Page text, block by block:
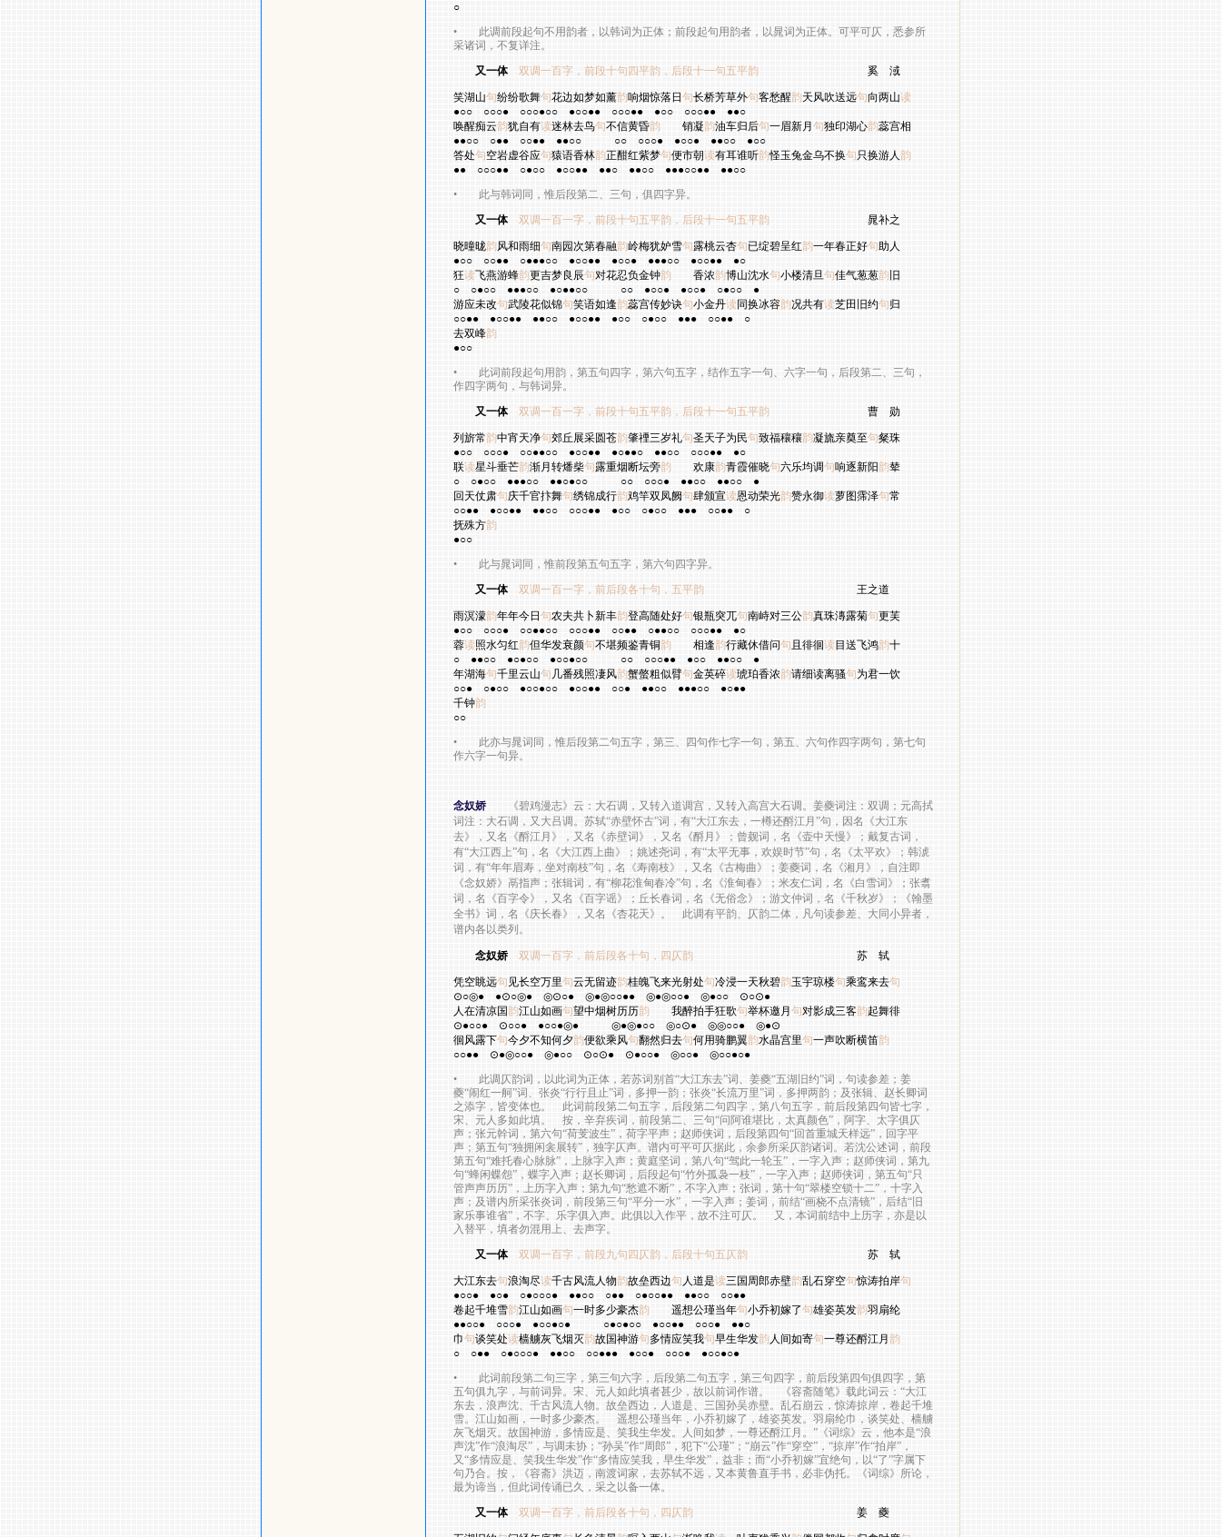
○
•此调前段起句不用韵者，以韩词为正体；前段起句用韵者，以晁词为正体。可平可仄，悉参所
采诸词，不复详注。
又一体
双调一百字，前段十句四平韵，后段十一句五平韵奚 淢
笑湖山句纷纷歌舞句花边如梦如薰韵响烟惊落日 句长桥芳草外句客愁醒韵天风吹送远句向两山读
●○○
○○○● ○○○●○○ ●○○●● ○○○●● ●○○ ○○○●●
●●○
唤醒痴云韵犹自有读迷林去鸟句不信黄昏韵销凝韵油车归后句一眉新月 句独印湖心韵蕊宫相
●●○○
○●● ○○●● ●●○○ ○○ ○○○● ●○○● ●●○○
●○○
答处句空岩虚谷应句猿语香林韵正酣红紫梦句便市朝读有耳谁听韵怪玉兔金乌不换句只换游人韵
●●
○○○●● ○●○○ ●○○●● ●●○ ●●○○ ●●●○○●●
●●○○
•此与韩词同，惟后段第二、三句，俱四字异。
又一体
双调一百一字，前段十句五平韵，后段十一句五平韵晁补之
晓曈昽韵风和雨细句南园次第春融韵岭梅犹妒雪句露桃云杏句已绽碧呈红韵一年春正好句助人
●○○
○○●● ○●●●○○ ●○○●● ●○○● ●●●○○ ●○○●●
●○
狂读飞燕游蜂韵更吉梦良辰句对花忍负金钟韵香浓韵博山沈水句小楼清旦句佳气葱葱韵旧
○
○●○○ ●●●○○ ●○●●○○ ○○ ●○○● ●○○● ○●○○
●
游应未改句武陵花似锦句笑语如逢韵蕊宫传妙诀句小金丹读同换冰容韵况共有读芝田旧约句归
○○●●
●○○●● ●●○○ ●○○●● ●○○ ○●○○ ●●● ○○●●
○
去双峰韵
●○○
•此词前段起句用韵，第五句四字，第六句五字，结作五字一句、六字一句，后段第二、三句，
作四字两句，与韩词异。
又一体
双调一百一字，前段十句五平韵，后段十一句五平韵曹 勋
列旂常韵中宵天净句郊丘展采圆苍韵肇禋三岁礼句圣天子为民句致福穰穰韵凝旒亲奠至句粲珠
●○○
○○○● ○○●●○○ ●○○●● ●○●●○ ●●○○ ○○○●●
●○
联读星斗垂芒韵渐月转燔柴句露重烟断坛旁韵欢康韵青霞催晓句六乐均调句响逐新阳韵辇
○
○●○○ ●●●○○ ●●○●○○ ○○ ○○○● ●●○○ ●●○○
●
回天仗肃句庆千官抃舞句绣锦成行韵鸡竿双凤阙句肆颁宣读恩动荣光韵赞永御读萝图霈泽句常
○○●●
●○○●● ●●○○ ○○○●● ●○○ ○●○○ ●●● ○○●●
○
抚殊方韵
●○○
•此与晁词同，惟前段第五句五字，第六句四字异。
又一体
双调一百一字，前后段各十句，五平韵王之道
雨溟濛韵年年今日 句农夫共卜新丰韵登高随处好句银瓶突兀句南峙对三公韵真珠漙露菊句更芙
●○○
○○○● ○○●●○○ ○○○●● ○○●● ○●●○○ ○○○●●
●○
蓉读照水匀红韵但华发衰颜句不堪频鉴青铜韵相逢韵行藏休借问句 且徘徊读 目送飞鸿韵十
○
●●○○ ●○●○○ ●○○●○○ ○○ ○○○●● ●○○ ●●○○
●
年湖海句千里云山句 几番残照凄风韵蟹螫粗似臂句金英碎读琥珀香浓韵请细读离骚句为君一饮
○○●
○●○○ ●○○●○○ ●○○●● ○○● ●●○○ ●●●○○
●○●●
千钟韵
○○
•此亦与晁词同，惟后段第二句五字，第三、四句作七字一句，第五、六句作四字两句，第七句
作六字一句异。
念奴娇
《碧鸡漫志》云：大石调，又转入道调宫，又转入高宫大石调。姜夔词注：双调；元高拭
词注：大石调，又大吕调。苏轼“赤壁怀古”词，有“大江东去，一樽还酹江月 ”句，因名《大江东
去》，又名《酹江月》，又名《赤壁词》，又名《酹月》；曾觌词，名《壶中天慢》；戴复古词，
有“大江西上”句，名《大江西上曲》；姚述尧词，有“太平无事，欢娱时节”句，名《太平欢》；韩淲
词，有“年年眉寿，坐对南枝”句，名《寿南枝》，又名《古梅曲》；姜夔词，名《湘月》，自注即
《念奴娇》鬲指声；张辑词，有“柳花淮甸春冷”句，名《淮甸春》；米友仁词，名《白雪词》；张翥
词，名《百字令》，又名《百字谣》；丘长春词，名《无俗念》；游文仲词，名《千秋岁》；《翰墨
全书》词，名《庆长春》，又名《杏花天》。 此调有平韵、仄韵二体，凡句读参差、大同小异者，
谱内各以类列。
念奴娇 双调一百字，前后段各十句，四仄韵苏 轼
凭空眺远句 见长空万里句云无留迹韵桂魄飞来光射处句冷浸一天秋碧韵玉宇琼楼句乘鸾来去句
⊙○◎●
●⊙○◎● ◎⊙○● ◎●◎○○●● ◎●◎○○● ◎●○○
⊙○⊙●
人在清凉国韵江山如画句望中烟树历历韵我醉拍手狂歌句举杯邀月 句对影成三客韵起舞徘
⊙●○○●
⊙○○● ●○○●◎● ◎●◎●○○ ◎○⊙● ◎◎○○●
◎●⊙
徊风露下句今夕不知何夕韵便欲乘风句翻然归去句何用骑鹏翼韵水晶宫里句一声吹断横笛韵
○○●●
⊙●◎○○● ◎●○○ ⊙○⊙● ⊙●○○● ◎○○●
◎○○●○●
•此调仄韵词，以此词为正体，若苏词别首“大江东去”词、姜夔“五湖旧约”词，句读参差；姜
夔“闹红一舸”词、张炎“行行且止”词，多押一韵；张炎“长流万里”词，多押两韵；及张辑、赵长卿词
之添字，皆变体也。 此词前段第二句五字，后段第二句四字，第八句五字，前后段第四句皆七字，
宋、元人多如此填。 按，辛弃疾词，前段第二、三句“问阿谁堪比，太真颜色”，阿字、太字俱仄
声；张元幹词，第六句“荷芰波生”，荷字平声；赵师侠词，后段第四句“回首重城天样远”，回字平
声；第五句“独拥闲衾展转”，独字仄声。谱内可平可仄据此，余参所采仄韵诸词。若沈公述词，前段
第五句“难托春心脉脉”，上脉字入声；黄庭坚词，第八句“驾此一轮玉”，一字入声；赵师侠词，第九
句“蜂闲蝶怨”，蝶字入声；赵长卿词，后段起句“竹外孤袅一枝”，一字入声；赵师侠词，第五句“只
管声声历历”，上历字入声；第九句“愁遮不断”，不字入声；张词，第十句“翠楼空锁十二”，十字入
声；及谱内所采张炎词，前段第三句“平分一水”，一字入声；姜词，前结“画桡不点清镜”，后结“旧
家乐事谁省”，不字、乐字俱入声。此俱以入作平，故不注可仄。 又，本词前结中上历字，亦是以
入替平，填者勿混用上、去声字。
又一体
双调一百字，前段九句四仄韵，后段十句五仄韵苏 轼
大江东去句浪淘尽读千古风流人物韵故垒西边句 人道是读三国周郎赤壁韵乱石穿空句惊涛拍岸句
●○○●
●○● ○●○○○● ●●○○ ○●● ○●○○●● ●●○○
○○●●
卷起千堆雪韵江山如画句一时多少豪杰韵遥想公瑾当年句小乔初嫁了句雄姿英发韵羽扇纶
●●○○●
○○○● ●○○●○● ○●○●○○ ●○○●● ○○○●
●●○
巾句谈笑处读樯艣灰飞烟灭韵故国神游句多情应笑我句早生华发韵人间如寄句一尊还酹江月 韵
○
○●● ○●○○○● ●●○○ ○○●●● ●○○● ○○○●
●○○●○●
•此词前段第二句三字，第三句六字，后段第二句五字，第三句四字，前后段第四句俱四字，第
五句俱九字，与前词异。宋、元人如此填者甚少，故以前词作谱。 《容斋随笔》载此词云：“大江
东去，浪声沈、千古风流人物。故垒西边，人道是、三国孙吴赤壁。乱石崩云，惊涛掠岸，卷起千堆
雪。江山如画，一时多少豪杰。 遥想公瑾当年，小乔初嫁了，雄姿英发。羽扇纶巾，谈笑处、樯艣
灰飞烟灭。故国神游，多情应是、笑我生华发。人间如梦，一尊还酹江月。”《词综》云，他本是“浪
声沈”作“浪淘尽”，与调未协；“孙吴”作“周郎”，犯下“公瑾”；“崩云”作“穿空”，“掠岸”作“拍岸”，
又“多情应是、笑我生华发”作“多情应笑我，早生华发”，益非；而“小乔初嫁”宜绝句，以“了”字属下
句乃合。按，《容斋》洪迈，南渡词家，去苏轼不远，又本黄鲁直手书，必非伪托。《词综》所论，
最为谛当，但此词传诵已久，采之以备一体。
又一体
双调一百字，前后段各十句，四仄韵姜 夔